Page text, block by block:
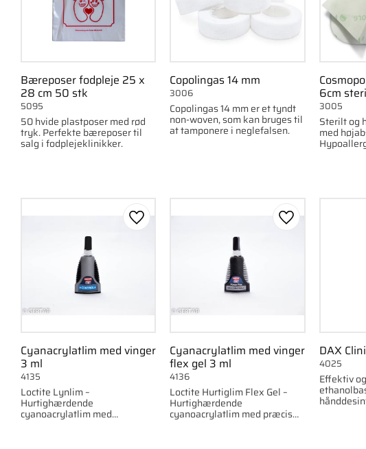
Bæreposer fodpleje 25 x
28 cm 50 stk
50 hvide plastposer med rød
tryk. Perfekte bæreposer til
salg i fodplejeklinikker.
5095
Copolingas 14 mm
Copolingas 14 mm er et tyndt
non-woven, som kan bruges til
at tamponere i neglefalsen.
3006 6cm
Sterilt og
med
3005
Cyanacrylatlim med vinger
3 ml
Loctite Lynlim –
Hurtighærdende
cyanoacrylatlim med
klemvinger for nem påføring.
4135
Gem som favorit
Cyanacrylatlim med vinger
flex gel 3 ml
Loctite Hurtiglim Flex Gel –
Hurtighærdende
cyanoacrylatlim med præcis
påføring.
4136
Gem som favorit
DAX
Effektiv
4025